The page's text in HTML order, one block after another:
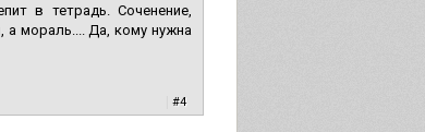
в тетрадь. Соченение,
а мораль.... Да, кому нужна
#4